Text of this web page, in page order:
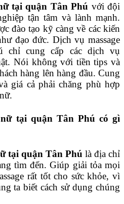
tại quận Tân Phú với đội
tận tâm và lành mạnh.
đào tạo kỹ càng về các kiến
đạo đức. Dịch vụ massage
chỉ cung cấp các dịch vụ
Nói không với tiền tips và
hàng lên hàng đầu. Cung
giá cả phải chăng phù hợp
nữ tại quận Tân Phú có gì
tại quận Tân Phú là địa chỉ
tìm đến. Giúp giải tỏa mọi
rất tốt cho sức khỏe, vì
ta biết cách sử dụng chúng